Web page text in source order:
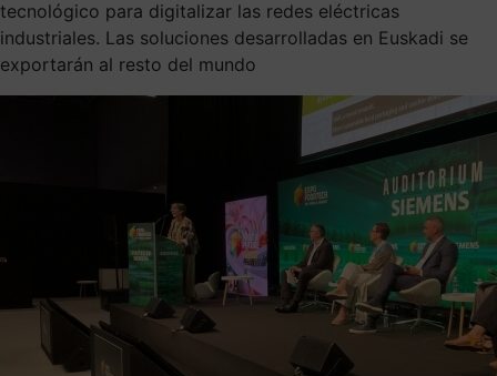
tecnológico para digitalizar las redes eléctricas
industriales. Las soluciones desarrolladas en Euskadi se
exportarán al resto del mundo